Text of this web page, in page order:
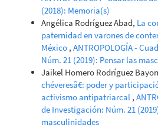
(2018): Memoria(s)
Angélica Rodríguez Abad, La
paternidad en varones de
México , ANTROPOLOGÍA -
Núm. 21 (2019): Pensar las
Jaikel Homero Rodríguez
chéveresâ€: poder y
activismo antipatriarcal ,
de Investigación: Núm. 21
masculinidades